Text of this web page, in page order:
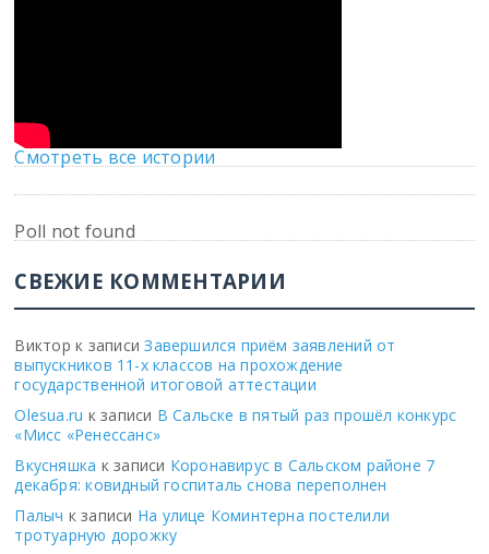
Смотреть все истории
Poll not found
СВЕЖИЕ КОММЕНТАРИИ
Виктор к записиЗавершился приём заявлений от
выпускников 11-х классов на прохождение
государственной итоговой аттестации
Olesua.ru к записи В Сальске в пятый раз прошёл конкурс
«Мисс «Ренессанс»
Вкусняшка к записи Коронавирус в Сальском районе 7
декабря: ковидный госпиталь снова переполнен
Палыч к записи На улице Коминтерна постелили
тротуарную дорожку